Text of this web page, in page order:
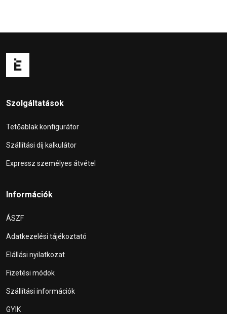
Szolgáltatások
Tetőablak konfigurátor
Szállítási díj kalkulátor
Expressz személyes átvétel
Információk
ÁSZF
Adatkezelési tájékoztató
Elállási nyilatkozat
Fizetési módok
Szállítási információk
GYIK